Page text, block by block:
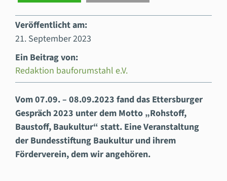
Veröffentlicht am:
21. September 2023
Ein Beitrag von:
Redaktion bauforumstahl e.V.
Vom 07.09. – 08.09.2023 fand das Ettersburger
Gespräch 2023 unter dem Motto „Rohstoff,
Baustoff, Baukultur“ statt. Eine Veranstaltung
der Bundesstiftung Baukultur und ihrem
Förderverein, dem wir angehören.